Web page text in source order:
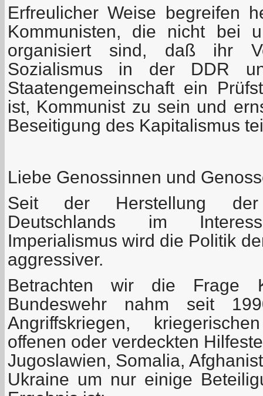
Erfreulicher Weise begreifen
Kommunisten, die nicht bei
organisiert sind, daß ihr
Sozialismus in der DDR
Staatengemeinschaft ein
ist, Kommunist zu sein und
Beseitigung des Kapitalismus
Liebe Genossinnen und
Seit der Herstellung der
Deutschlands im
Imperialismus wird die Politik
aggressiver.
Betrachten wir die Frage
Bundeswehr nahm seit
Angriffskriegen,
offenen oder verdeckten
Jugoslawien, Somalia,
Ukraine um nur einige